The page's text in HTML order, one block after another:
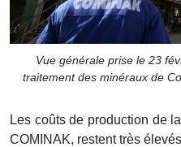
Vue générale prise le 23
traitement des minéraux de
Les coûts de production de
COMINAK, restent très